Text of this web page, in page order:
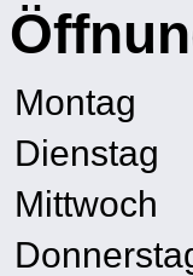
Montag
Dienstag
Mittwoch